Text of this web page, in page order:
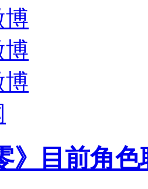
博
博
博
》目前角